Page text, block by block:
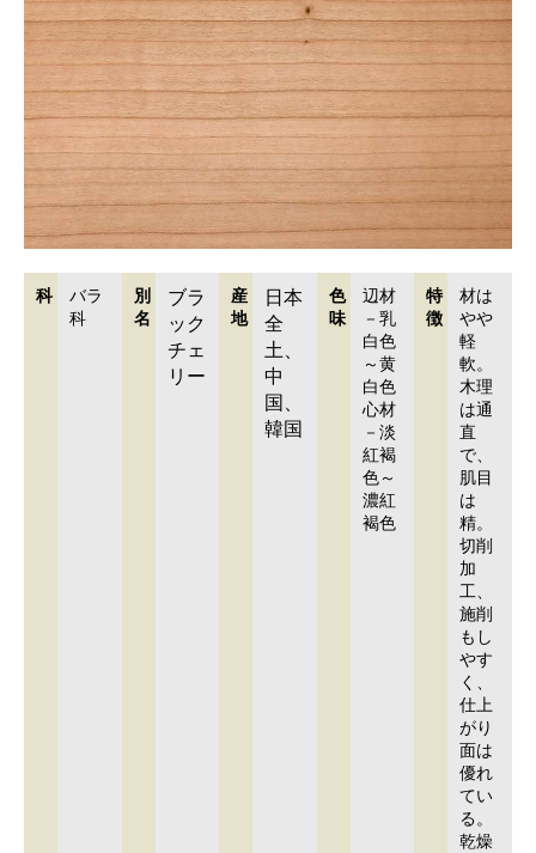
科
バラ
科
別
名
ブラ
ック
チェ
リー
産
地
日本
全
土、
中
国、
韓国
色
味
辺材
－乳
白色
～黄
白色
心材
－淡
紅褐
色～
濃紅
褐色
特
徴
材は
やや
軽
軟。
木理
は通
直
で、
肌目
は
精。
切削
加
工、
施削
もし
やす
く、
仕上
がり
面は
優れ
てい
る。
乾燥